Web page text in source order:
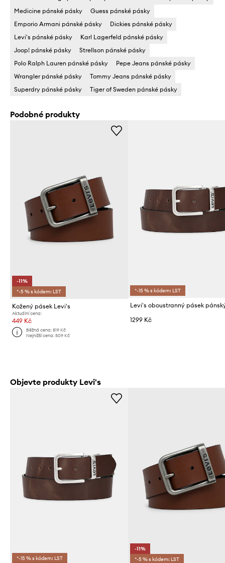
Medicine pánské pásky
Guess pánské pásky
Emporio Armani pánské pásky
Dickies pánské pásky
Levi's pánské pásky
Karl Lagerfeld pánské pásky
Joop! pánské pásky
Strellson pánské pásky
Polo Ralph Lauren pánské pásky
Pepe Jeans pánské pásky
Wrangler pánské pásky
Tommy Jeans pánské pásky
Superdry pánské pásky
Tiger of Sweden pánské pásky
Podobné produkty
-11%
*-5 % s kódem: LST
Kožený pásek Levi's
Aktuální cena:
449 Kč
Běžná cena:819 Kč
Nejnižší cena:509 Kč
*-15 % s kódem: LST
1299 Kč
Objevte produkty Levi's
*-15 % s kódem: LST
-11%
*-5 % s kódem: LST